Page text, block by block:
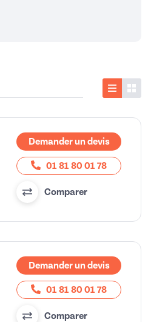
Liste
Demander un devis
01 81 80 01 78
Comparer
Demander un devis
01 81 80 01 78
Comparer